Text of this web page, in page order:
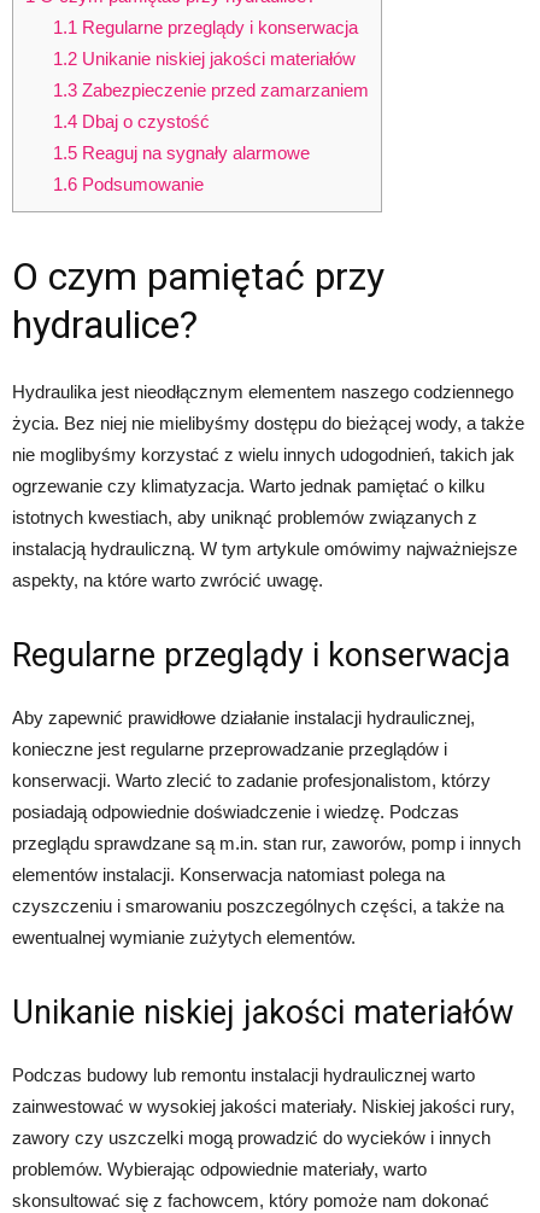
1.1 Regularne przeglądy i konserwacja
1.2Unikanie niskiej jakości materiałów
1.3Zabezpieczenie przed zamarzaniem
1.4Dbaj o czystość
1.5Reaguj na sygnały alarmowe
1.6Podsumowanie
O czym pamiętać przy
hydraulice?
Hydraulika jest nieodłącznym elementem naszego codziennego
życia. Bez niej nie mielibyśmy dostępu do bieżącej wody, a także
nie moglibyśmy korzystać z wielu innych udogodnień, takich jak
ogrzewanie czy klimatyzacja. Warto jednak pamiętać o kilku
istotnych kwestiach, aby uniknąć problemów związanych z
instalacją hydrauliczną. W tym artykule omówimy najważniejsze
aspekty, na które warto zwrócić uwagę.
Regularne przeglądy i konserwacja
Aby zapewnić prawidłowe działanie instalacji hydraulicznej,
konieczne jest regularne przeprowadzanie przeglądów i
konserwacji. Warto zlecić to zadanie profesjonalistom, którzy
posiadają odpowiednie doświadczenie i wiedzę. Podczas
przeglądu sprawdzane są m.in. stan rur, zaworów, pomp i innych
elementów instalacji. Konserwacja natomiast polega na
czyszczeniu i smarowaniu poszczególnych części, a także na
ewentualnej wymianie zużytych elementów.
Unikanie niskiej jakości materiałów
Podczas budowy lub remontu instalacji hydraulicznej warto
zainwestować w wysokiej jakości materiały. Niskiej jakości rury,
zawory czy uszczelki mogą prowadzić do wycieków i innych
problemów. Wybierając odpowiednie materiały, warto
skonsultować się z fachowcem, który pomoże nam dokonać